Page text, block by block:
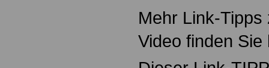
Mehr Link-
Video finden